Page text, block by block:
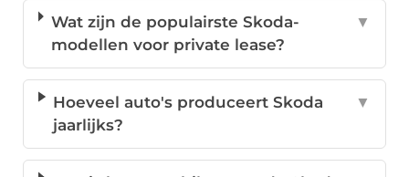
Wat zijn de populairste Skoda-
modellen voor private lease?
▼
Hoeveel auto's produceert Skoda
jaarlijks?
▼